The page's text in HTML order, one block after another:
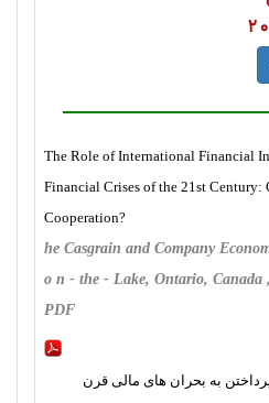
The Role of International Financial
Financial Crises of the 21st
Cooperation?
he Casgrain and Company
o n - the - Lake, Ontario,
PDF
به بحران های مالی قرن